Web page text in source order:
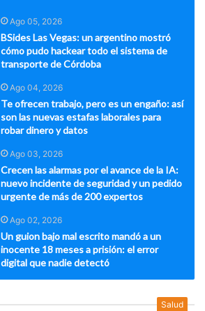
Ago 05, 2026
BSides Las Vegas: un argentino mostró
cómo pudo hackear todo el sistema de
transporte de Córdoba
Ago 04, 2026
Te ofrecen trabajo, pero es un engaño: así
son las nuevas estafas laborales para
robar dinero y datos
Ago 03, 2026
Crecen las alarmas por el avance de la IA:
nuevo incidente de seguridad y un pedido
urgente de más de 200 expertos
Ago 02, 2026
Un guion bajo mal escrito mandó a un
inocente 18 meses a prisión: el error
digital que nadie detectó
Salud